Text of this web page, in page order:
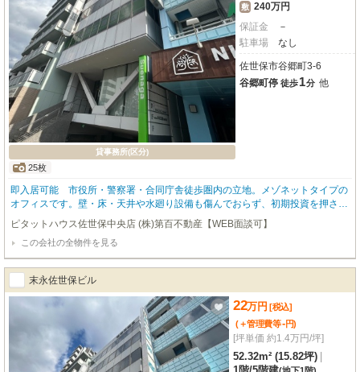
貸事務所(区分)
25枚
敷 240万円
保証金
－
駐車場
なし
佐世保市谷郷町3-6
谷郷町停 徒歩1分 他
即入居可能 市役所・警察署・合同庁舎徒歩圏内の立地。メゾネットタイプの
オフィスです。壁・床・天井や水廻り設備も傷んでおらず、初期投資を押さえ
られます。エアコン・トイレ・照明は契約書上の設備扱いとなります。（借主
にて変更工事可）建物に対し、セキュリティシステム導入されてます。エレベ
ーターは非タッチ式での操作が可能です。お洒落なオフィスになっております
ので是非1度ご内覧下さい。
ピタットハウス佐世保中央店 (株)第百不動産【WEB面談可】
この会社の全物件を見る
末永佐世保ビル
22万円 [税込]
(＋管理費等-円)
[坪単価 約1.4万円/坪]
52.32m² (15.82坪)